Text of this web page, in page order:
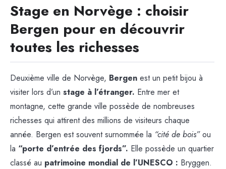
Stage en Norvège : choisir
Bergen pour en découvrir
toutes les richesses
Deuxième ville de Norvège, Bergen est un petit bijou à
visiter lors d’un stage à l’étranger. Entre mer et
montagne, cette grande ville possède de nombreuses
richesses qui attirent des millions de visiteurs chaque
année. Bergen est souvent surnommée la “cité de bois”ou
la “porte d’entrée des fjords”. Elle possède un quartier
classé au patrimoine mondial de l’UNESCO : Bryggen.